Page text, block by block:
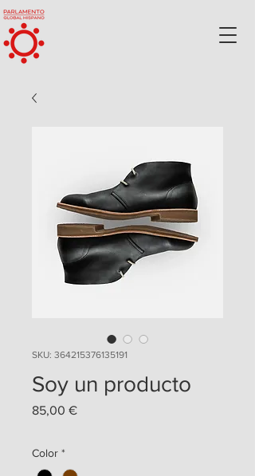
SKU: 364215376135191
Soy un producto
85,00 €Precio
Color *